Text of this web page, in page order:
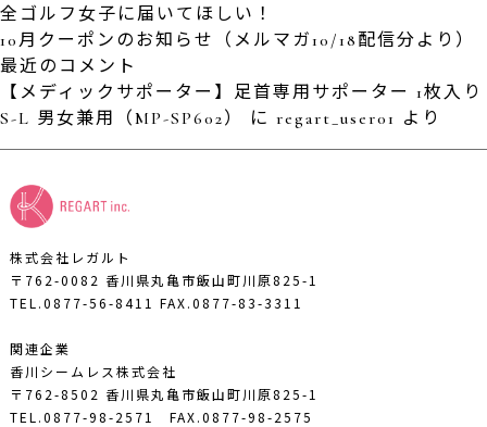
全ゴルフ女子に届いてほしい！
10月クーポンのお知らせ（メルマガ10/18配信分より）
最近のコメント
【メディックサポーター】足首専用サポーター 1枚入り
S-L 男女兼用（MP-SP602）
に regart_user01 より
株式会社レガルト
〒762-0082 香川県丸亀市飯山町川原825-1
TEL.0877-56-8411 FAX.0877-83-3311
関連企業
香川シームレス株式会社
〒762-8502 香川県丸亀市飯山町川原825-1
TEL.0877-98-2571
FAX.0877-98-2575